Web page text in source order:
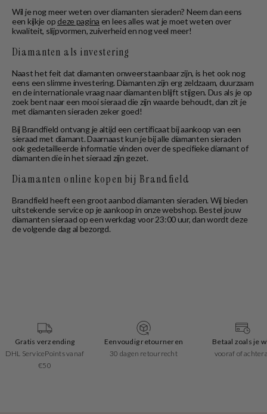
Wil je nog meer weten over diamanten sieraden? Neem dan eens
een kijkje op deze pagina en lees alles wat je moet weten over
kwaliteit, slijpvormen, zuiverheid en nog veel meer!
Diamanten als investering
Naast het feit dat diamanten onweerstaanbaar zijn, is het ook nog
eens een slimme investering. Diamanten zijn erg zeldzaam, duurzaam
en de internationale vraag naar diamanten blijft stijgen. Dus als je op
zoek bent naar een mooi sieraad die zijn waarde behoudt, dan zit je
met diamanten sieraden zeker goed!
Bij Brandfield ontvang je altijd een certificaat bij aankoop van een
sieraad met diamant. Daarnaast kun je bij alle diamanten sieraden
ook gedetailleerde informatie vinden over de specifieke diamant of
diamanten die in het sieraad zijn gezet.
Diamanten online kopen bij Brandfield
Brandfield heeft een groot aanbod diamanten sieraden. Wij bieden
uitstekende service op je aankoop in onze webshop. Bestel jouw
diamanten sieraad op een werkdag voor 23:00 uur, dan wordt deze
de volgende dag al bezorgd.
Eenvoudig retourneren
30 dagen retourrecht
Betaal zoals je wilt
vooraf of achteraf
Uitstekende
Trusted Shops geeft